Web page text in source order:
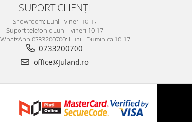
SUPORT CLIENȚI
Showroom: Luni - vineri 10-17
Suport telefonic Luni - vineri 10-17
0733200700: Luni - Duminica 10-17
0733200700
office@juland.ro